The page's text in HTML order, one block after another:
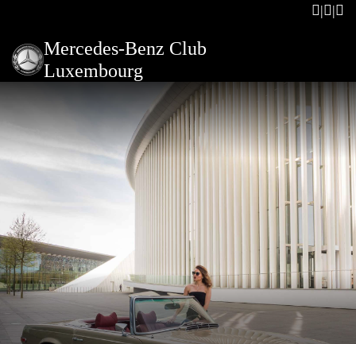
Mercedes-Benz Club
Luxembourg